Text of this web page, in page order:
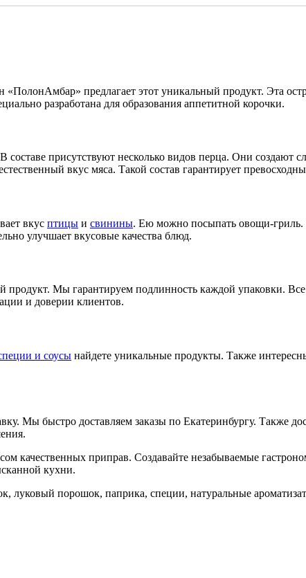
«ПолонАмбар» предлагает этот уникальный продукт. Эта
разработана для образования аппетитной корочки.
присутствуют несколько видов перца. Они создают
вкус мяса. Такой состав гарантирует
вкус птицы и свинины. Ею можно посыпать овощи-гриль.
улучшает вкусовые качества блюд.
продукт. Мы гарантируем подлинность каждой упаковки. Все
и доверии клиентов.
и соусы найдете уникальные продукты. Также
Мы быстро доставляем заказы по Екатеринбургу. Также
качественных приправ. Создавайте незабываемые
кухни.
луковый порошок, паприка, специи, натуральные